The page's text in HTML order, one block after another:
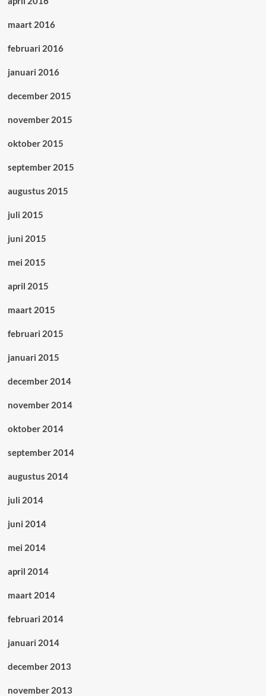
maart 2016
februari 2016
januari 2016
december 2015
november 2015
oktober 2015
september 2015
augustus 2015
juli 2015
juni 2015
mei 2015
april 2015
maart 2015
februari 2015
januari 2015
december 2014
november 2014
oktober 2014
september 2014
augustus 2014
juli 2014
juni 2014
mei 2014
april 2014
maart 2014
februari 2014
januari 2014
december 2013
november 2013